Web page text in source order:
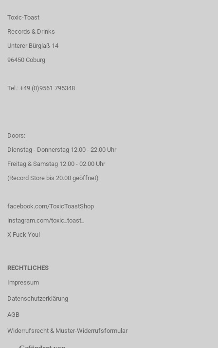
Toxic-Toast
Records & Drinks
Unterer Bürglaß 14
96450 Coburg
Tel.: +49 (0)9561 795348
Doors:
Dienstag - Donnerstag 12.00 - 22.00 Uhr
Freitag & Samstag 12.00 - 02.00 Uhr
(Record Store bis 20.00 geöffnet)
facebook.com/ToxicToastShop
instagram.com/toxic_toast_
X Fuck You!
RECHTLICHES
Impressum
Datenschutzerklärung
AGB
Widerrufsrecht & Muster-Widerrufsformular